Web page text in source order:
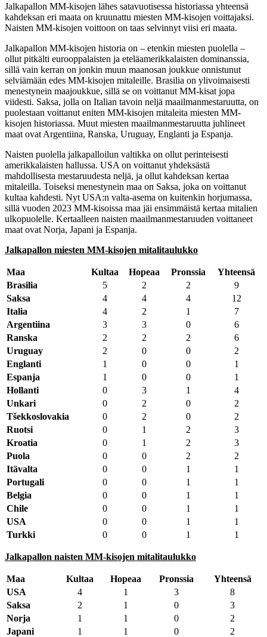
Jalkapallon MM-kisojen lähes satavuotisessa historiassa yhteensä
kahdeksan eri maata on kruunattu miesten MM-kisojen voittajaksi.
Naisten MM-kisojen voittoon on taas selvinnyt viisi eri maata.
Jalkapallon MM-kisojen historia on – etenkin miesten puolella –
ollut pitkälti eurooppalaisten ja eteläamerikkalaisten dominanssia,
sillä vain kerran on jonkin muun maanosan joukkue onnistunut
selviämään edes MM-kisojen mitaleille. Brasilia on ylivoimaisesti
menestynein maajoukkue, sillä se on voittanut MM-kisat jopa
viidesti. Saksa, jolla on Italian tavoin neljä maailmanmestaruutta, on
puolestaan voittanut eniten MM-kisojen mitaleita miesten MM-
kisojen historiassa. Muut miesten maailmanmestaruutta juhlineet
maat ovat Argentiina, Ranska, Uruguay, Englanti ja Espanja.
Naisten puolella jalkapalloilun valtikka on ollut perinteisesti
amerikkalaisten hallussa. USA on voittanut yhdeksästä
mahdollisesta mestaruudesta neljä, ja ollut kahdeksan kertaa
mitaleilla. Toiseksi menestynein maa on Saksa, joka on voittanut
kultaa kahdesti. Nyt USA:n valta-asema on kuitenkin horjumassa,
sillä vuoden 2023 MM-kisoissa maa jäi ensimmäistä kertaa mitalien
ulkopuolelle. Kertaalleen naisten maailmanmestaruuden voittaneet
maat ovat Norja, Japani ja Espanja.
Jalkapallon miesten MM-kisojen mitalitaulukko
Maa Kultaa Hopeaa Pronssia
Yhteensä
Brasilia
5 2 2
9
Saksa
4 4 4
12
Italia
4 2 1
7
Argentiina
3 3 0
6
Ranska
2 2 2
6
Uruguay
2 0 0
2
Englanti
1 0 0
1
Espanja
1 0 0
1
Hollanti
0 3 1
4
Unkari
0 2 0
2
Tšekkoslovakia
0 2 0
2
Ruotsi
0 1 2
3
Kroatia
0 1 2
3
Puola
0 0 2
2
Itävalta
0 0 1
1
Portugali
0 0 1
1
Belgia
0 0 1
1
Chile
0 0 1
1
USA
0 0 1
1
Turkki
0 0 1 1
Jalkapallon naisten MM-kisojen mitalitaulukko
Maa Kultaa Hopeaa Pronssia
Yhteensä
USA
4 1 3
8
Saksa
2 1 0
3
Norja
1 1 0
2
Japani
1 1 0
2